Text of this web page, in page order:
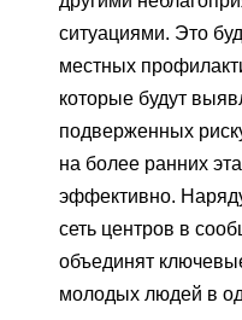
ситуациями. Это
местных
которые будут
подверженных
на более ранних
эффективно.
сеть центров в
объединят
молодых людей в